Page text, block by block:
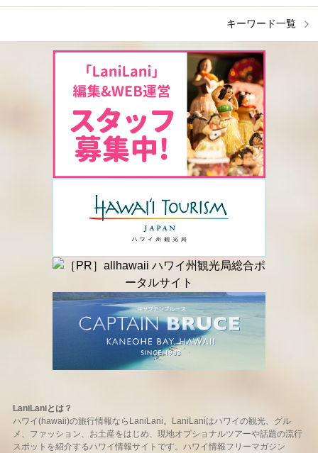
キーワード一覧
LaniLaniとは？
ハワイ(hawaii)の旅行情報ならLaniLani。LaniLaniはハワイの観光、グル
メ、ファッション、お土産をはじめ、現地オプショナルツアーや話題の流行
スポットを紹介するハワイ情報サイトです。ハワイ情報フリーマガジン